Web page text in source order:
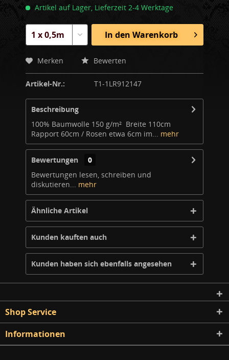
Artikel auf Lager, Lieferzeit 2-4 Werktage
In den Warenkorb
Merken Bewerten
Artikel-Nr.: T1-1LR912147
Beschreibung
100% Baumwolle 150 g/m² Breite 110cm
Rapport 60cm / Rosen etwa 6cm im... mehr
Bewertungen
0
Bewertungen lesen, schreiben und
diskutieren... mehr
Ähnliche Artikel
Kunden kauften auch
Kunden haben sich ebenfalls angesehen
Shop Service
Informationen